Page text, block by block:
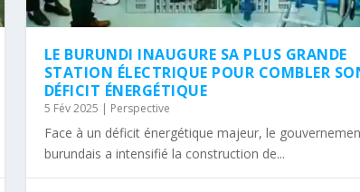
LE BURUNDI INAUGURE SA PLUS GRANDE
STATION ÉLECTRIQUE POUR COMBLER
DÉFICIT ÉNERGÉTIQUE
5 Fév 2025 | Perspective
Face à un déficit énergétique majeur, le
burundais a intensifié la construction de...